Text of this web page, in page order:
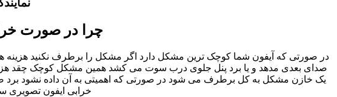
چرا در صورت
در صورتی که آیفون شما کوچک ترین مشکل دارد اگر مشکل را برطرف نکنید هزینه
صدای بعدی مدهد و یا برد پنل جلوی درب سوت می کشد همین مشکل کوچک چقد هزینه
یک خازن مشکل به کل برطرف می شود در صورتی که اهمیتی به آن داده نشود برد
خرابی ایفون تصویری